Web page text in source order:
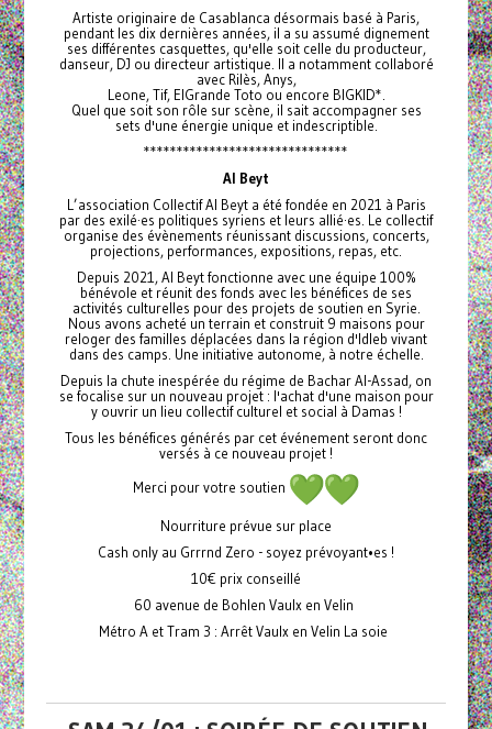
Artiste originaire de Casablanca désormais basé à Paris,
pendant les dix dernières années, il a su assumé dignement
ses différentes casquettes, qu'elle soit celle du producteur,
danseur, DJ ou directeur artistique. II a notamment collaboré
avec Rilès, Anys,
Leone, Tif, ElGrande Toto ou encore BIGKID*.
Quel que soit son rôle sur scène, il sait accompagner ses
sets d'une énergie unique et indescriptible.
*******************************
Al Beyt
L’association Collectif Al Beyt a été fondée en 2021 à Paris
par des exilé·es politiques syriens et leurs allié·es. Le collectif
organise des évènements réunissant discussions, concerts,
projections, performances, expositions, repas, etc.
Depuis 2021, Al Beyt fonctionne avec une équipe 100%
bénévole et réunit des fonds avec les bénéfices de ses
activités culturelles pour des projets de soutien en Syrie.
Nous avons acheté un terrain et construit 9 maisons pour
reloger des familles déplacées dans la région d'Idleb vivant
dans des camps. Une initiative autonome, à notre échelle.
Depuis la chute inespérée du régime de Bachar Al-Assad, on
se focalise sur un nouveau projet : l'achat d'une maison pour
y ouvrir un lieu collectif culturel et social à Damas !
Tous les bénéfices générés par cet événement seront donc
versés à ce nouveau projet !
Merci pour votre soutien
Nourriture prévue sur place
Cash only au Grrrnd Zero - soyez prévoyant•es !
10€ prix conseillé
60 avenue de Bohlen Vaulx en Velin
Métro A et Tram 3 : Arrêt Vaulx en Velin La soie